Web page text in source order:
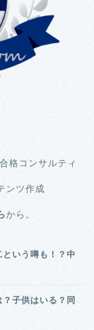
格コンサルティ
ンツ作成
から。
という噂も！？中
子供はいる？同